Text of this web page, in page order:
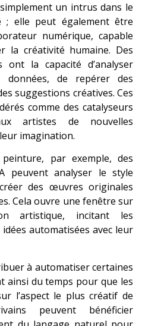
simplement un intrus dans le
; elle peut également être
numérique, capable
la créativité humaine. Des
ont la capacité d’analyser
données, de repérer des
suggestions créatives. Ces
comme des catalyseurs
artistes de nouvelles
imagination.
par exemple, des
peuvent analyser le style
des œuvres originales
Cela ouvre une fenêtre sur
artistique, incitant les
automatisées avec leur
à automatiser certaines
ainsi du temps pour que les
l’aspect le plus créatif de
peuvent bénéficier